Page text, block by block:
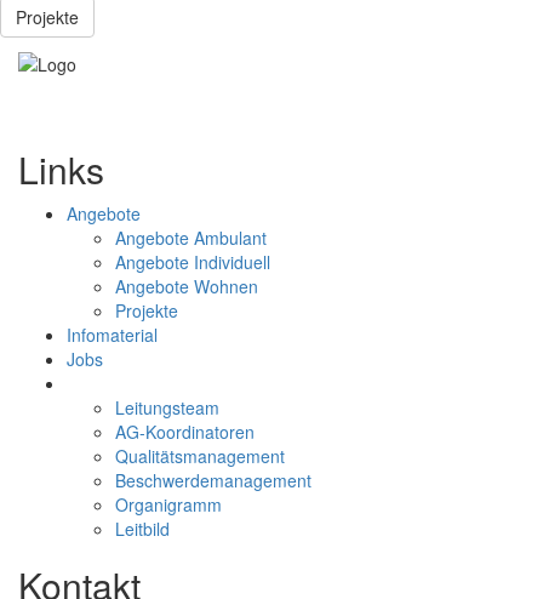
Projekte
Links
Angebote
Angebote Ambulant
Angebote Individuell
Angebote Wohnen
Projekte
Infomaterial
Jobs
Leitungsteam
AG-Koordinatoren
Qualitätsmanagement
Beschwerdemanagement
Organigramm
Leitbild
Kontakt